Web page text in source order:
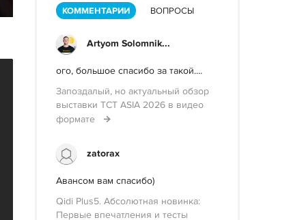
КОММЕНТАРИИ ВОПРОСЫ
Artyom Solomnik...
ого, большое спасибо за такой....
Запоздалый, но актуальный обзор
выставки TCT ASIA 2026 в видео
формате
zatorax
Авансом вам спасибо)
Qidi Plus5. Абсолютная новинка:
Первые впечатления и тесты